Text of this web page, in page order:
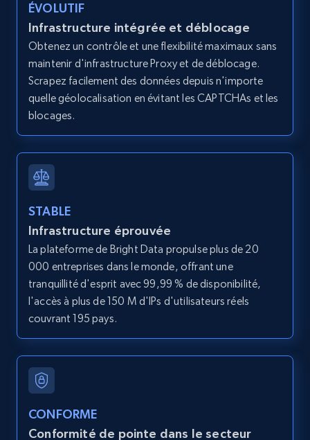
Zillow properties listing information -
Search by parameters on zillow and use the
direct link as input
Zpid, City, State, HomeStatus, Address,
IsListingClaimedByCurrentSignedInUser,
IsCurrentSignedInAgentResponsible, Bedrooms,
and more.
LinkedIn posts
URL, ID, User id, Use url, Title, Headline, Post
text, Date posted, and more.
11.3K+ 1.5K+ Essai gratuit
LinkedIn posts - Discover user's articles by
URL
URL, ID, User id, Use url, Title, Headline, Post
text, Date posted, and more.
ÉVOLUTIF
Infrastructure intégrée et déblocage
Obtenez un contrôle et une flexibilité maximaux sans
maintenir d'infrastructure Proxy et de déblocage.
Scrapez facilement des données depuis n'importe
quelle géolocalisation en évitant les CAPTCHAs et les
blocages.
STABLE
Infrastructure éprouvée
La plateforme de Bright Data propulse plus de 20
000 entreprises dans le monde, offrant une
tranquillité d'esprit avec 99,99 % de disponibilité,
l'accès à plus de 150 M d'IPs d'utilisateurs réels
couvrant 195 pays.
CONFORME
Conformité de pointe dans le secteur